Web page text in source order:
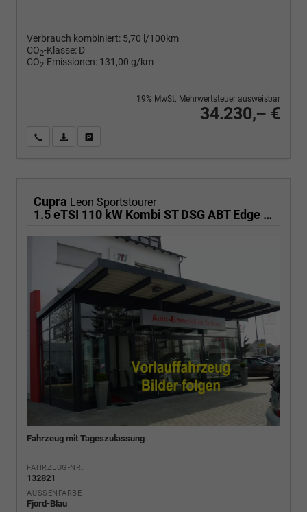
Verbrauch kombiniert: 5,70 l/100km
CO2-Klasse: D
CO2-Emissionen: 131,00 g/km
34.230,– €
19% MwSt. Mehrwertsteuer ausweisbar
Wir rufen Sie anPDF-Fahrzeugexposé drucken
Cupra Leon Sportstourer
1.5 eTSI 110 kW Kombi ST DSG ABT Edge AHK ACC LED
Fahrzeug mit Tageszulassung
FAHRZEUG-NR.
132821
AUSSENFARBE
Fjord-Blau